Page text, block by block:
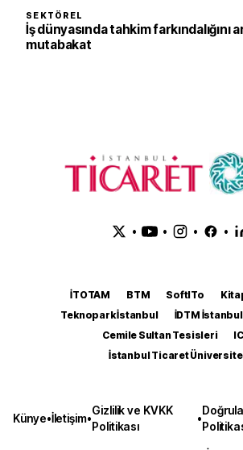
SEKTÖREL
İş dünyasında tahkim farkındalığını
mutabakat
• • • •
İTOTAM BTM SoftITo
Teknopark İstanbul
İDTM İstanbul
Cemile Sultan Tesisleri
İstanbul Ticaret
Künye•İletişim•
Gizlilik ve KVKK
Politikası
•